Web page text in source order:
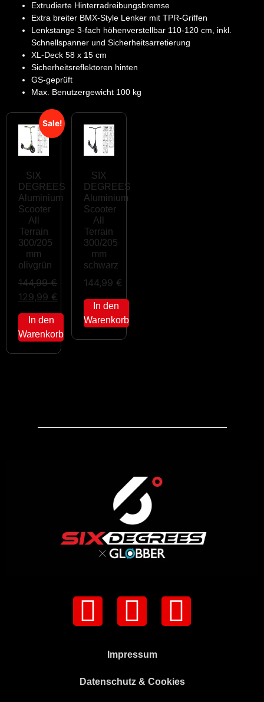
SIX
DEGREES
Aluminium
Scooter
All
Terrain
300/205
mm
olivgrün
Sale!
144,99€
129,99 €
In den
Warenkorb
SIX
DEGREES
Aluminium
Scooter
All
Terrain
300/205
mm
schwarz
144,99 €
In den
Warenkorb
Extrudierte Hinterradreibungsbremse
Extra breiter BMX-Style Lenker mit TPR-Griffen
Lenkstange 3-fach höhenverstellbar 110-120 cm, inkl.
Schnellspanner und Sicherheitsarretierung
XL-Deck 58 x 15 cm
Sicherheitsreflektoren hinten
GS-geprüft
Max. Benutzergewicht 100 kg
Impressum
Datenschutz & Cookies